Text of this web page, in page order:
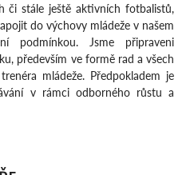
či stále ještě aktivních fotbalistů,
do výchovy mládeže v našem
podmínkou. Jsme připraveni
především ve formě rad a všech
mládeže. Předpokladem je
v rámci odborného růstu a